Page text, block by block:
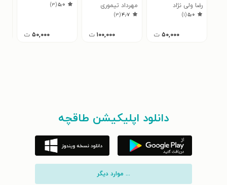
رضا ولی نژاد
۵٫۰(۱)
۵۰,۰۰۰ ت
مهرداد تیموری
۴٫۷(۳)
۱۰۰,۰۰۰ ت
۵٫۰(۳)
۵۰,۰۰۰ ت
دانلود اپلیکیشن طاقچه
... موارد دیگر